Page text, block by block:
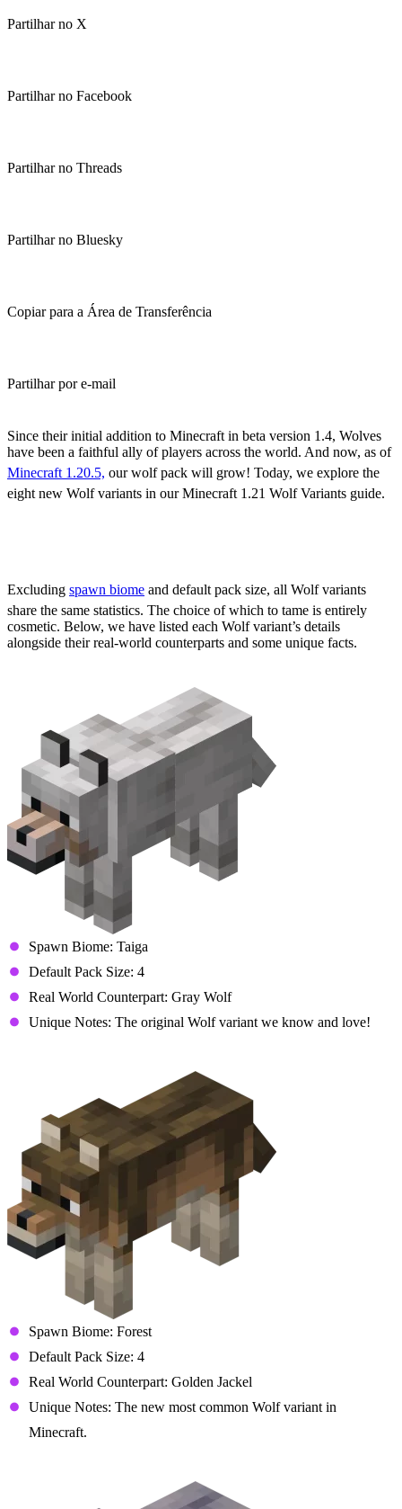
Partilhar no X
Partilhar no Facebook
Partilhar no Threads
Partilhar no Bluesky
Copiar para a Área de Transferência
Partilhar por e-mail
Since their initial addition to Minecraft in beta version 1.4, Wolves
have been a faithful ally of players across the world. And now, as of
Minecraft 1.20.5, our wolf pack will grow! Today, we explore the
eight new Wolf variants in our Minecraft 1.21 Wolf Variants guide.
Excluding spawn biome and default pack size, all Wolf variants
share the same statistics. The choice of which to tame is entirely
cosmetic. Below, we have listed each Wolf variant’s details
alongside their real-world counterparts and some unique facts.
Spawn Biome: Taiga
Default Pack Size: 4
Real World Counterpart: Gray Wolf
Unique Notes: The original Wolf variant we know and love!
Spawn Biome: Forest
Default Pack Size: 4
Real World Counterpart: Golden Jackel
Unique Notes: The new most common Wolf variant in
Minecraft.